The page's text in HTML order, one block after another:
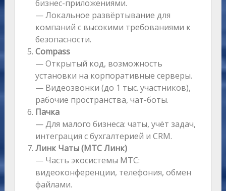
бизнес-приложениями.
— Локальное развёртывание для
компаний с высокими требованиями к
безопасности.
Compass
— Открытый код, возможность
установки на корпоративные серверы.
— Видеозвонки (до 1 тыс. участников),
рабочие пространства, чат-боты.
Пачка
— Для малого бизнеса: чаты, учёт задач,
интеграция с бухгалтерией и CRM.
Линк Чаты (МТС Линк)
— Часть экосистемы МТС:
видеоконференции, телефония, обмен
файлами.